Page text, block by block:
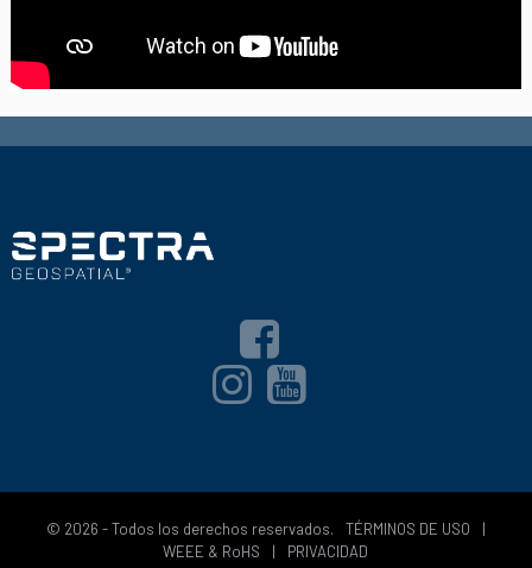
© 2026 - Todos los derechos reservados. TÉRMINOS DE USO
|
WEEE & RoHS
| PRIVACIDAD